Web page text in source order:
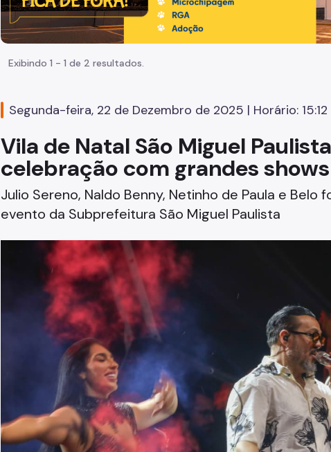
Exibindo 1 - 1 de 2 resultados.
Segunda-feira, 22 de Dezembro de 2025 | Horário: 15:12
Vila de Natal São Miguel
celebração com grandes
Julio Sereno, Naldo Benny, Netinho de Paula e
evento da Subprefeitura São Miguel Paulista